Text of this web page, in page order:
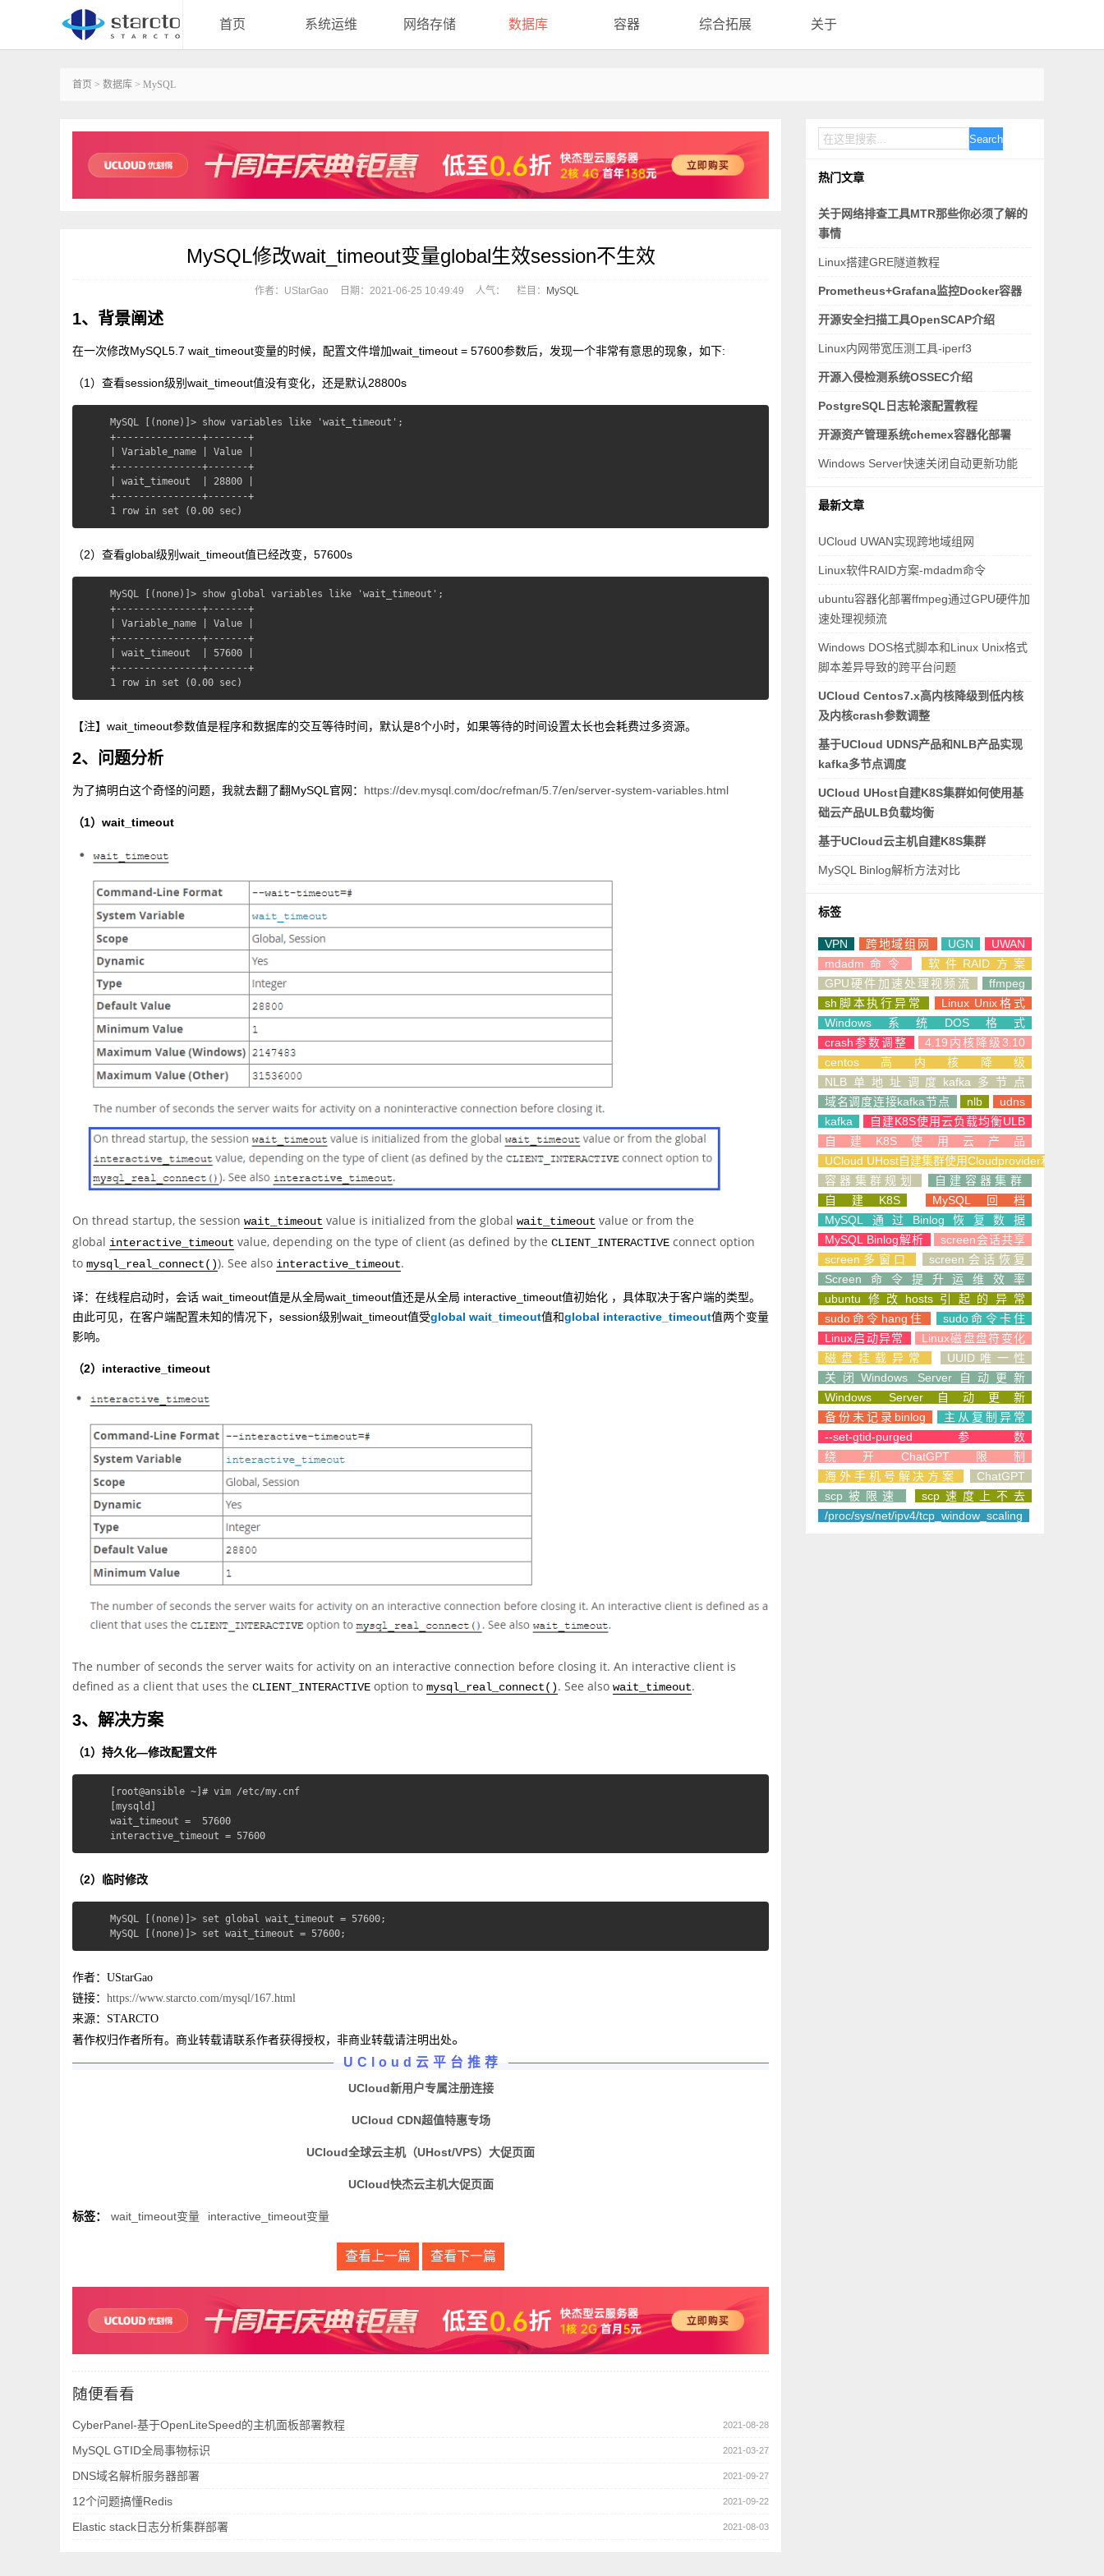
首页 系统运维 网络存储 数据库 容器 综合拓展 关于
首页 > 数据库 > MySQL
MySQL修改wait_timeout变量global生效session不生效
作者：UStarGao 日期：2021-06-25 10:49:49 人气： 栏目： MySQL
1、背景阐述
在一次修改MySQL5.7 wait_timeout变量的时候，配置文件增加wait_timeout = 57600参数后，发现一个非常有意思的现象，如下:
（1）查看session级别wait_timeout值没有变化，还是默认28800s
MySQL [(none)]> show variables like 'wait_timeout';
+---------------+-------+
| Variable_name | Value |
+---------------+-------+
| wait_timeout  | 28800 |
+---------------+-------+
1 row in set (0.00 sec)
（2）查看global级别wait_timeout值已经改变，57600s
MySQL [(none)]> show global variables like 'wait_timeout';
+---------------+-------+
| Variable_name | Value |
+---------------+-------+
| wait_timeout  | 57600 |
+---------------+-------+
1 row in set (0.00 sec)
【注】wait_timeout参数值是程序和数据库的交互等待时间，默认是8个小时，如果等待的时间设置太长也会耗费过多资源。
2、问题分析
为了搞明白这个奇怪的问题，我就去翻了翻MySQL官网： https://dev.mysql.com/doc/refman/5.7/en/server-system-variables.html
（1）wait_timeout
On thread startup, the session wait_timeout value is initialized from the global wait_timeout value or from the
global interactive_timeout value, depending on the type of client (as defined by the CLIENT_INTERACTIVE connect option
to mysql_real_connect()). See also interactive_timeout.
译：在线程启动时，会话 wait_timeout值是从全局wait_timeout值还是从全局 interactive_timeout值初始化 ，具体取决于客户端的类型。
由此可见，在客户端配置未知的情况下，session级别wait_timeout值受global wait_timeout值和global interactive_timeout值两个变量
影响。
（2）interactive_timeout
The number of seconds the server waits for activity on an interactive connection before closing it. An interactive client is
defined as a client that uses the CLIENT_INTERACTIVE option to mysql_real_connect() . See also wait_timeout.
3、解决方案
（1）持久化—修改配置文件
[root@ansible ~]# vim /etc/my.cnf
[mysqld]
wait_timeout =  57600
interactive_timeout = 57600
（2）临时修改
MySQL [(none)]> set global wait_timeout = 57600;
MySQL [(none)]> set wait_timeout = 57600;
作者：UStarGao
链接： https://www.starcto.com/mysql/167.html
来源：STARCTO
著作权归作者所有。商业转载请联系作者获得授权，非商业转载请注明出处。
UCloud云平台推荐
UCloud新用户专属注册连接
UCloud CDN超值特惠专场
UCloud全球云主机（UHost/VPS）大促页面
UCloud快杰云主机大促页面
标签： wait_timeout变量 interactive_timeout变量
查看上一篇 查看下一篇
随便看看
2021-08-28
CyberPanel-基于OpenLiteSpeed的主机面板部署教程
2021-03-27
MySQL GTID全局事物标识
2021-09-27
DNS域名解析服务器部署
2021-09-22
12个问题搞懂Redis
2021-08-03
Elastic stack日志分析集群部署
Search
热门文章
关于网络排查工具MTR那些你必须了解的
事情
Linux搭建GRE隧道教程
Prometheus+Grafana监控Docker容器
开源安全扫描工具OpenSCAP介绍
Linux内网带宽压测工具-iperf3
开源入侵检测系统OSSEC介绍
PostgreSQL日志轮滚配置教程
开源资产管理系统chemex容器化部署
Windows Server快速关闭自动更新功能
最新文章
UCloud UWAN实现跨地域组网
Linux软件RAID方案-mdadm命令
ubuntu容器化部署ffmpeg通过GPU硬件加
速处理视频流
Windows DOS格式脚本和Linux Unix格式
脚本差异导致的跨平台问题
UCloud Centos7.x高内核降级到低内核
及内核crash参数调整
基于UCloud UDNS产品和NLB产品实现
kafka多节点调度
UCloud UHost自建K8S集群如何使用基
础云产品ULB负载均衡
基于UCloud云主机自建K8S集群
MySQL Binlog解析方法对比
标签
VPN 跨地域组网 UGN
UWAN
mdadm命令
软件RAID方案
GPU硬件加速处理视频流
ffmpeg
sh脚本执行异常
Linux Unix格式
Windows系统DOS格式
crash参数调整
4.19内核降级3.10
centos高内核降级
NLB单地址调度kafka多节点
域名调度连接kafka节点
nlb
udns
kafka
自建K8S使用云负载均衡ULB
自建K8S使用云产品
UCloud UHost自建集群使用Cloudprovider和CSI
容器集群规划
自建容器集群
自建K8S
MySQL回档
MySQL通过Binlog恢复数据
MySQL Binlog解析
screen会话共享
screen多窗口
screen会话恢复
Screen命令提升运维效率
ubuntu修改hosts引起的异常
sudo命令hang住
sudo命令卡住
Linux启动异常
Linux磁盘盘符变化
磁盘挂载异常
UUID唯一性
关闭Windows Server自动更新
Windows Server自动更新
备份未记录binlog
主从复制异常
--set-gtid-purged参数
绕开ChatGPT限制
海外手机号解决方案
ChatGPT
scp被限速
scp速度上不去
/proc/sys/net/ipv4/tcp_window_scaling